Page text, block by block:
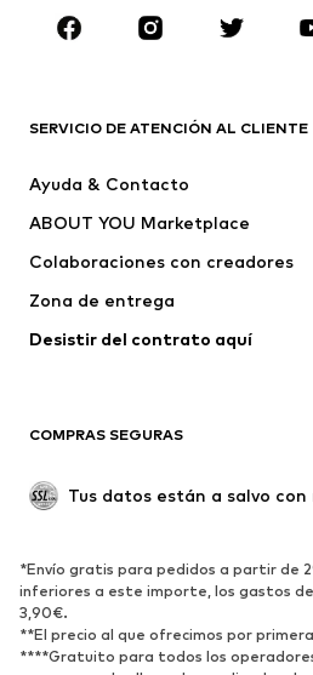
Zapatos
Vestidos
Camisetas y tops
Chaquetas
Ropa interior
Abrigos
Tallas grandes
Reciclado
ZAPATOS
Nuevo
Zapatillas de deporte
SERVICIO DE ATENCIÓN AL CLIENTE
Ayuda & Contacto
ABOUT YOU Marketplace
Colaboraciones con creadores
Zona de entrega
Desistir del contrato aquí
COMPRAS SEGURAS
Tus datos están a salvo
*Envío gratis para pedidos a partir de
inferiores a este importe, los gastos de
3,90€.
**El precio al que ofrecimos por
****Gratuito para todos los